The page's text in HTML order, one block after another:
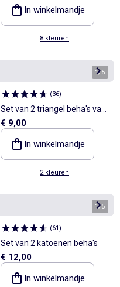
In winkelmandje
8 kleuren
1/5
(36)
Set van 2 triangel beha's van
microvezel
€ 9,00
In winkelmandje
2 kleuren
1/5
(61)
Set van 2 katoenen beha's
€ 12,00
In winkelmandje